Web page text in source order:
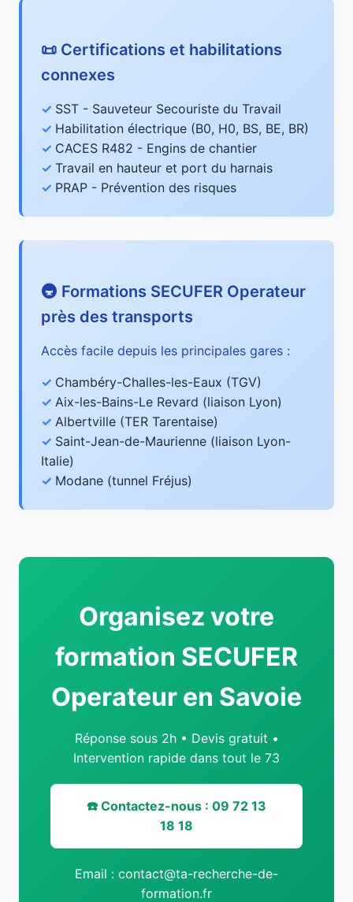
📜 Certifications et habilitations
connexes
SST - Sauveteur Secouriste du Travail
Habilitation électrique (B0, H0, BS, BE, BR)
CACES R482 - Engins de chantier
Travail en hauteur et port du harnais
PRAP - Prévention des risques
🚇 Formations SECUFER Operateur
près des transports
Accès facile depuis les principales gares :
Chambéry-Challes-les-Eaux (TGV)
Aix-les-Bains-Le Revard (liaison Lyon)
Albertville (TER Tarentaise)
Saint-Jean-de-Maurienne (liaison Lyon-
Italie)
Modane (tunnel Fréjus)
Organisez votre
formation SECUFER
Operateur en Savoie
Réponse sous 2h • Devis gratuit •
Intervention rapide dans tout le 73
☎️ Contactez-nous : 09 72 13
18 18
Email : contact@ta-recherche-de-
formation.fr